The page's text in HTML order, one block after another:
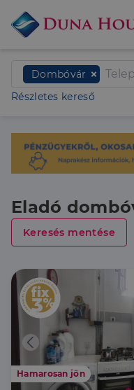
Dombóvár
Részletes kereső
Eladó
Keresés mentése
Hamarosan jön